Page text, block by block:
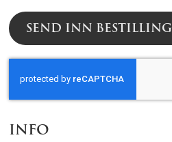
INFO
SEND INN BESTILLING